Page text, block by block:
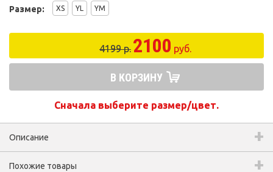
Размер:
XS YL YM
4199 р. 2100 руб.
В КОРЗИНУ
Сначала выберите размер/цвет.
Описание
Похожие товары